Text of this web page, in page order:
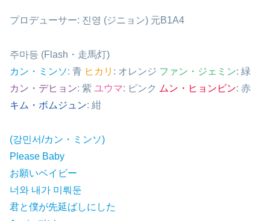
プロデューサー: 진영 (ジニョン) 元B1A4
주마등 (Flash・走馬灯)
カン・ミンソ: 青 ヒカリ : オレンジ ファン・ジェミン: 緑
カン・デヒョン: 紫 ユウマ: ピンク ムン・ヒョンビン: 赤
キム・ボムジュン: 紺
(강민서/カン・ミンソ)
Please Baby
お願いベイビー
너와 내가 미뤄둔
君と僕が先延ばしにした